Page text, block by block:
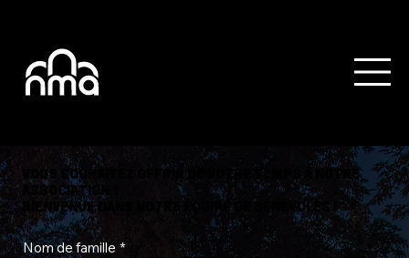
VOUS SOUHAITEZ OFFRIR DE VOTRE TEMPS À NOTRE
ASSOCIATION ?
BIENVENUE DANS NOTRE ÉQUIPE DE BÉNÉVOLES !
Nom de famille *